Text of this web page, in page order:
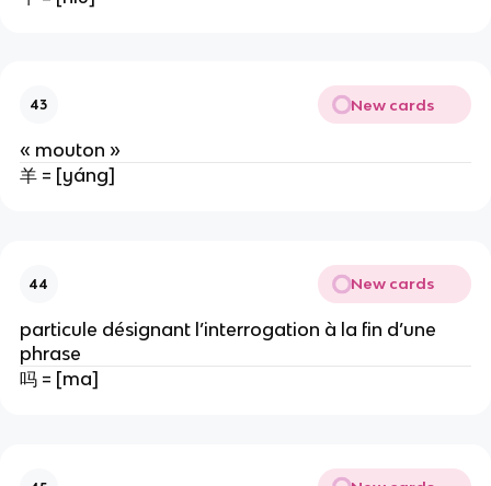
43 New cards
« mouton »
羊 = [yáng]
44 New cards
particule désignant l’interrogation à la fin d’une
phrase
吗 = [ma]